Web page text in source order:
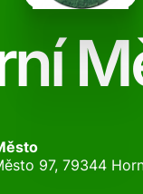
97, 79344